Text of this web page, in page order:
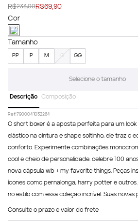
R$233,00R$69,90
Cor
Tamanho
PP P M G GG
Selecione o tamanho
Descrição Composição
Ref: 7900041032264
O short boxer é a aposta perfeita para um
elástico na cintura e shape soltinho, ele traz o
conforto. Experimente combinações
cool e cheio de personalidade. celebre 100
nova cápsula wb + my favorite things. Peças
ícones como pernalonga, harry potter e
no estilo com essa coleção incrível. Suas
Consulte o prazo e valor do frete